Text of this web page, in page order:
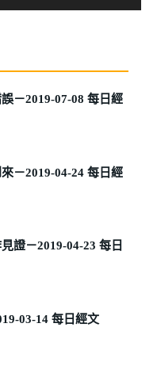
－2019-07-08 每日經
－2019-04-24 每日經
證－2019-04-23 每日
03-14 每日經文